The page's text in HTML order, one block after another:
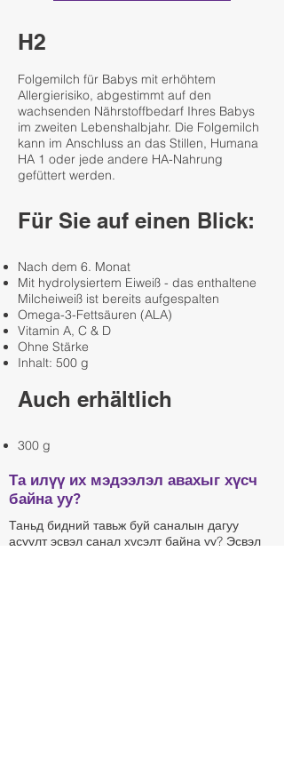
H2
Folgemilch für Babys mit erhöhtem
Allergierisiko, abgestimmt auf den
wachsenden Nährstoffbedarf Ihres Babys
im zweiten Lebenshalbjahr. Die Folgemilch
kann im Anschluss an das Stillen, Humana
HA 1 oder jede andere HA-Nahrung
gefüttert werden.
Für Sie auf einen Blick:
Nach dem 6. Monat
Mit hydrolysiertem Eiweiß - das enthaltene
Milcheiweiß ist bereits aufgespalten
Omega-3-Fettsäuren (ALA)
Vitamin A, C & D
Ohne Stärke
Inhalt: 500 g
Auch erhältlich
300 g
Та илүү их мэдээлэл авахыг хүсч
байна уу?
Таньд бидний тавьж буй саналын дагуу
асуулт эсвэл санал хүсэлт байна уу? Эсвэл